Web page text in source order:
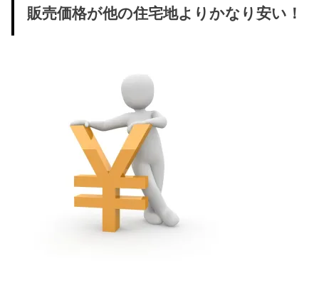
販売価格が他の住宅地よりかなり安い！